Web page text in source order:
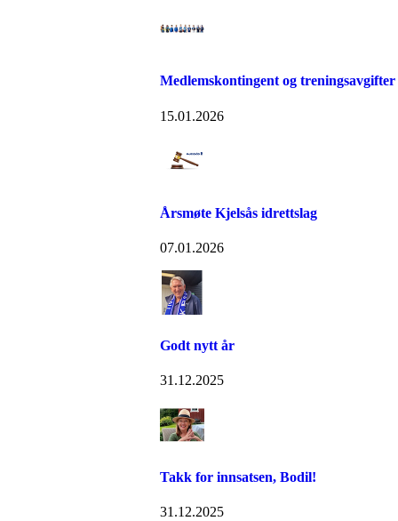
Medlemskontingent og treningsavgifter
15.01.2026
Årsmøte Kjelsås idrettslag
07.01.2026
Godt nytt år
31.12.2025
Takk for innsatsen, Bodil!
31.12.2025